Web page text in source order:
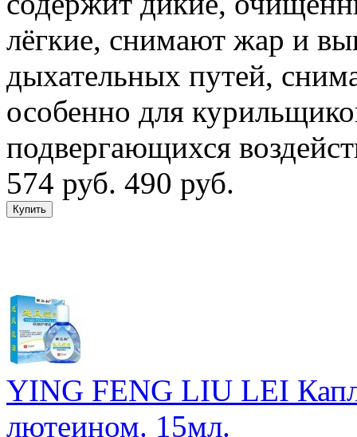
лёгкие, снимают жар и
дыхательных путей,
особенно для
подвергающихся
574 руб. 490 руб.
YING FENG LIU LEI
лютеином. 15мл.